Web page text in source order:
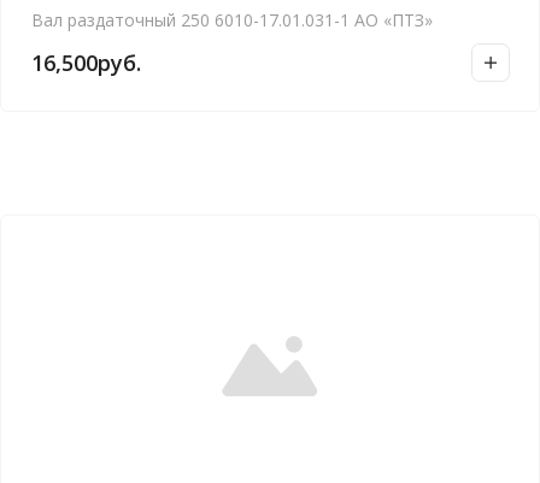
Вал раздаточный 250 6010-17.01.031-1 АО «ПТЗ»
16,500руб.